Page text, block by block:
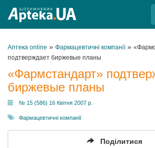
Аптека online » Фармацевтичні компанії»
подтверждает биржевые планы
«Фармстандарт»
биржевые планы
№ 15 (586) 16 Квітня 2007 р.
Фармацевтичні компанії
Поділитися